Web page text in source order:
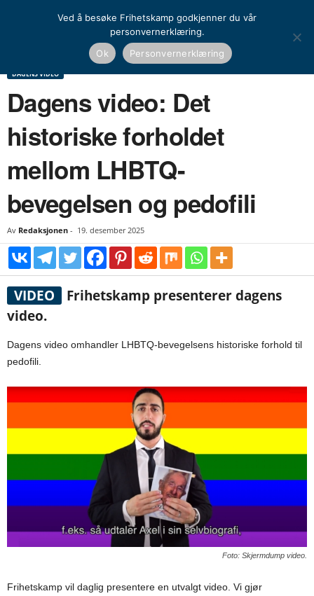
Dagens video: Det historiske forholdet mellom LHBTQ-
DAGENS VIDEO
Dagens video: Det
historiske forholdet
mellom LHBTQ-
bevegelsen og pedofili
Av Redaksjonen - 19. desember 2025
VIDEO
Frihetskamp presenterer dagens
video.
Dagens video omhandler LHBTQ-bevegelsens historiske forhold til
pedofili.
Foto: Skjermdump video.
Frihetskamp vil daglig presentere en utvalgt video. Vi gjør
Ved å besøke Frihetskamp godkjenner du vår
personvernerklæring.
Ok
Personvernerklæring